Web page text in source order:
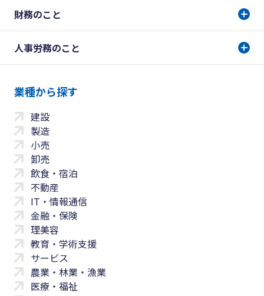
財務のこと
人事労務のこと
業種から探す
建設
製造
小売
卸売
飲食・宿泊
不動産
IT・情報通信
金融・保険
理美容
教育・学術支援
サービス
農業・林業・漁業
医療・福祉